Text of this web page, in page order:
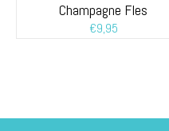
Champagne Fles
€9,95